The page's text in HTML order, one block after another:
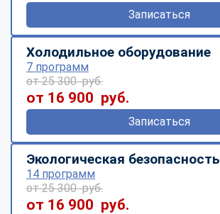
Записаться
Холодильное оборудование
7 программ
от 25 300 руб.
от 16 900 руб.
Записаться
Экологическая безопасность
14 программ
от 25 300 руб.
от 16 900 руб.